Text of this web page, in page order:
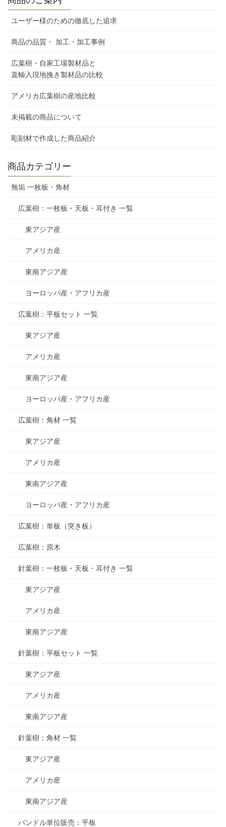
ユーザー様のための徹底した追求
商品の品質・ 加工・加工事例
広葉樹・自家工場製材品と
直輸入現地挽き製材品の比較
アメリカ広葉樹の産地比較
未掲載の商品について
彫刻材で作成した商品紹介
商品カテゴリー
無垢 一枚板・角材
広葉樹：一枚板・天板・耳付き 一覧
東アジア産
アメリカ産
東南アジア産
ヨーロッパ産・アフリカ産
広葉樹：平板セット 一覧
東アジア産
アメリカ産
東南アジア産
ヨーロッパ産・アフリカ産
広葉樹：角材 一覧
東アジア産
アメリカ産
東南アジア産
ヨーロッパ産・アフリカ産
広葉樹：単板（突き板）
広葉樹：原木
針葉樹：一枚板・天板・耳付き 一覧
東アジア産
アメリカ産
東南アジア産
針葉樹：平板セット 一覧
東アジア産
アメリカ産
東南アジア産
針葉樹：角材 一覧
東アジア産
アメリカ産
東南アジア産
バンドル単位販売：平板